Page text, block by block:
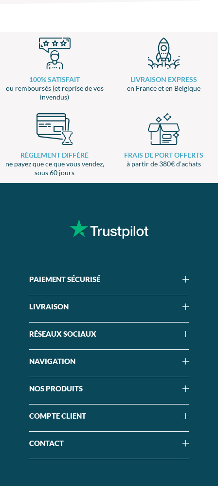
100% SATISFAIT
ou remboursés (et reprise de vos
invendus)
LIVRAISON EXPRESS
en France et en Belgique
RÈGLEMENT DIFFÉRÉ
ne payez que ce que vous vendez,
sous 60 jours
FRAIS DE PORT OFFERTS
à partir de 380€ d'achats
PAIEMENT SÉCURISÉ
LIVRAISON
RÉSEAUX SOCIAUX
NAVIGATION
NOS PRODUITS
COMPTE CLIENT
CONTACT